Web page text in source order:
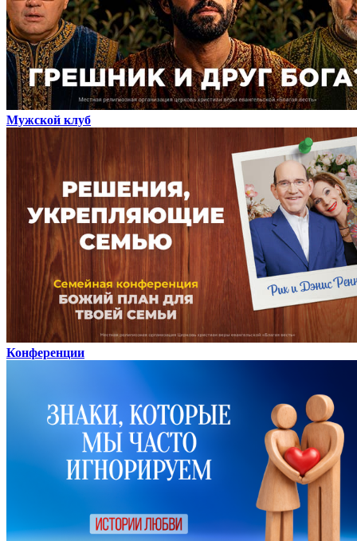
Мужской клуб
Конференции